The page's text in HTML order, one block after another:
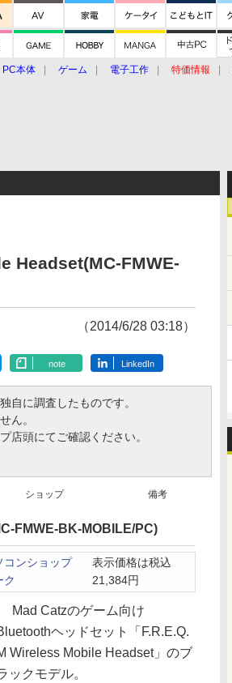
PC本体 ゲーム 電子工作 特価情報
Headset(MC-FMWE-
（2014/6/28 03:18）
note LinkedIn
自に調査したものです。
ん。
店頭にてご確認ください。
ショップ 備考
FMWE-BK-MOBILE/PC)
コンショップ
ク
表示価格は税込
21,384円
Mad Catzのゲーム向け
ヘッドセット「F.R.E.Q.
Wireless Mobile Headset」のブ
ックモデル。